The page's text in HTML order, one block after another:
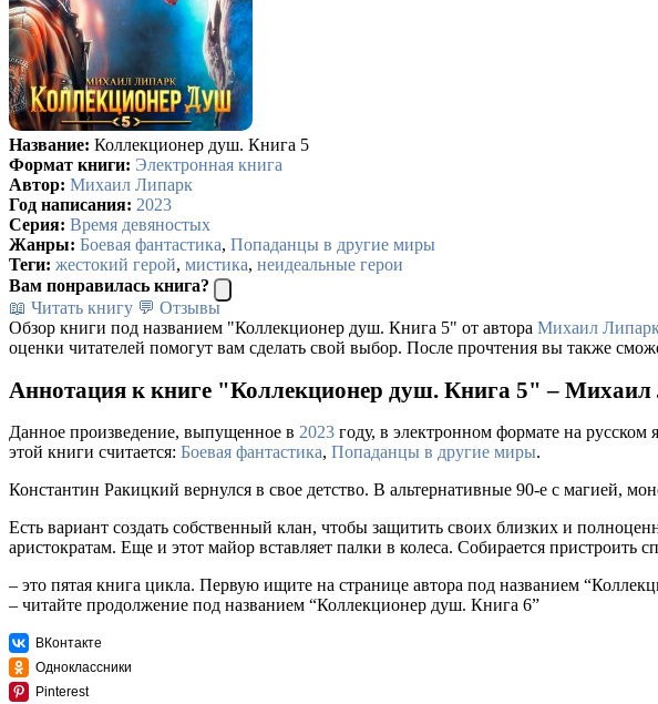
Название: Коллекционер душ. Книга 5
Формат книги: Электронная книга
Автор: Михаил Липарк
Год написания: 2023
Серия: Время девяностых
Жанры: Боевая фантастика, Попаданцы в другие миры
Теги: жестокий герой, мистика, неидеальные герои
Вам понравилась книга?
📖 Читать книгу 💬 Отзывы
Обзор книги под названием "Коллекционер душ. Книга 5" от автора Михаил
оценки читателей помогут вам сделать свой выбор. После прочтения вы также
Аннотация к книге "Коллекционер душ. Книга 5" –
Данное произведение, выпущенное в 2023 году, в электронном формате на русском
этой книги считается: Боевая фантастика, Попаданцы в другие миры.
Константин Ракицкий вернулся в свое детство. В альтернативные 90-е с магией,
Есть вариант создать собственный клан, чтобы защитить своих близких и
аристократам. Еще и этот майор вставляет палки в колеса. Собирается пристроить
– это пятая книга цикла. Первую ищите на странице автора под названием
– читайте продолжение под названием “Коллекционер душ. Книга 6”
ВКонтакте
Одноклассники
Pinterest